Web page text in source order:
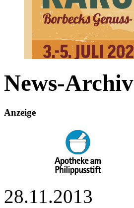
News-Archiv
Anzeige
28.11.2013